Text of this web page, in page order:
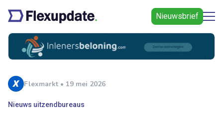
Nieuwsbrief
Flexmarkt • 19 mei 2026
Nieuws uitzendbureaus